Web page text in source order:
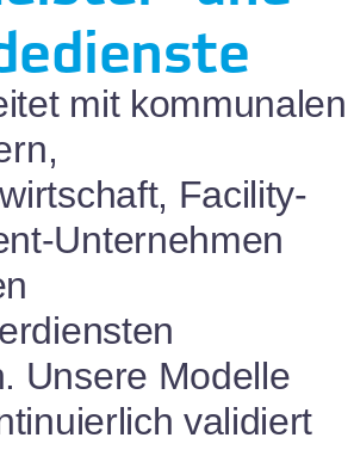
mit kommunalen
Facility-
Unternehmen
Unsere Modelle
validiert